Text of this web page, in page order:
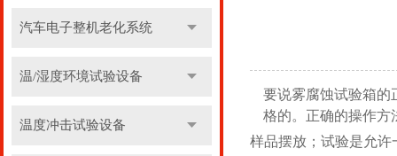
汽车电子整机老化系统
温/湿度环境试验设备
温度冲击试验设备
要说雾腐蚀试验箱的
格的。正确的操作方
样品摆放；试验是允